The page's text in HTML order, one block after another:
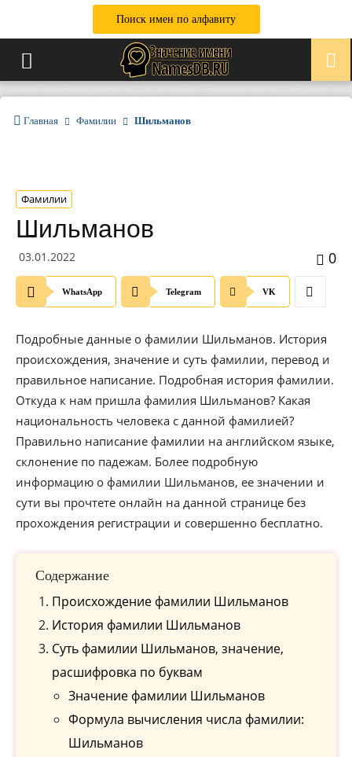
Поиск имен по алфавиту
Главная Фамилии Шильманов
Фамилии
Шильманов
03.01.2022 0
WhatsApp Telegram VK
Подробные данные о фамилии Шильманов. История
происхождения, значение и суть фамилии, перевод и
правильное написание. Подробная история фамилии.
Откуда к нам пришла фамилия Шильманов? Какая
национальность человека с данной фамилией?
Правильно написание фамилии на английском языке,
склонение по падежам. Более подробную
информацию о фамилии Шильманов, ее значении и
сути вы прочтете онлайн на данной странице без
прохождения регистрации и совершенно бесплатно.
Содержание
Происхождение фамилии Шильманов
История фамилии Шильманов
Cуть фамилии Шильманов, значение,
расшифровка по буквам
Значение фамилии Шильманов
Формула вычисления числа фамилии:
Шильманов